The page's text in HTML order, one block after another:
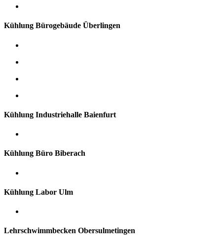
Kühlung Bürogebäude Überlingen
Kühlung Industriehalle Baienfurt
Kühlung Büro Biberach
Kühlung Labor Ulm
Lehrschwimmbecken Obersulmetingen